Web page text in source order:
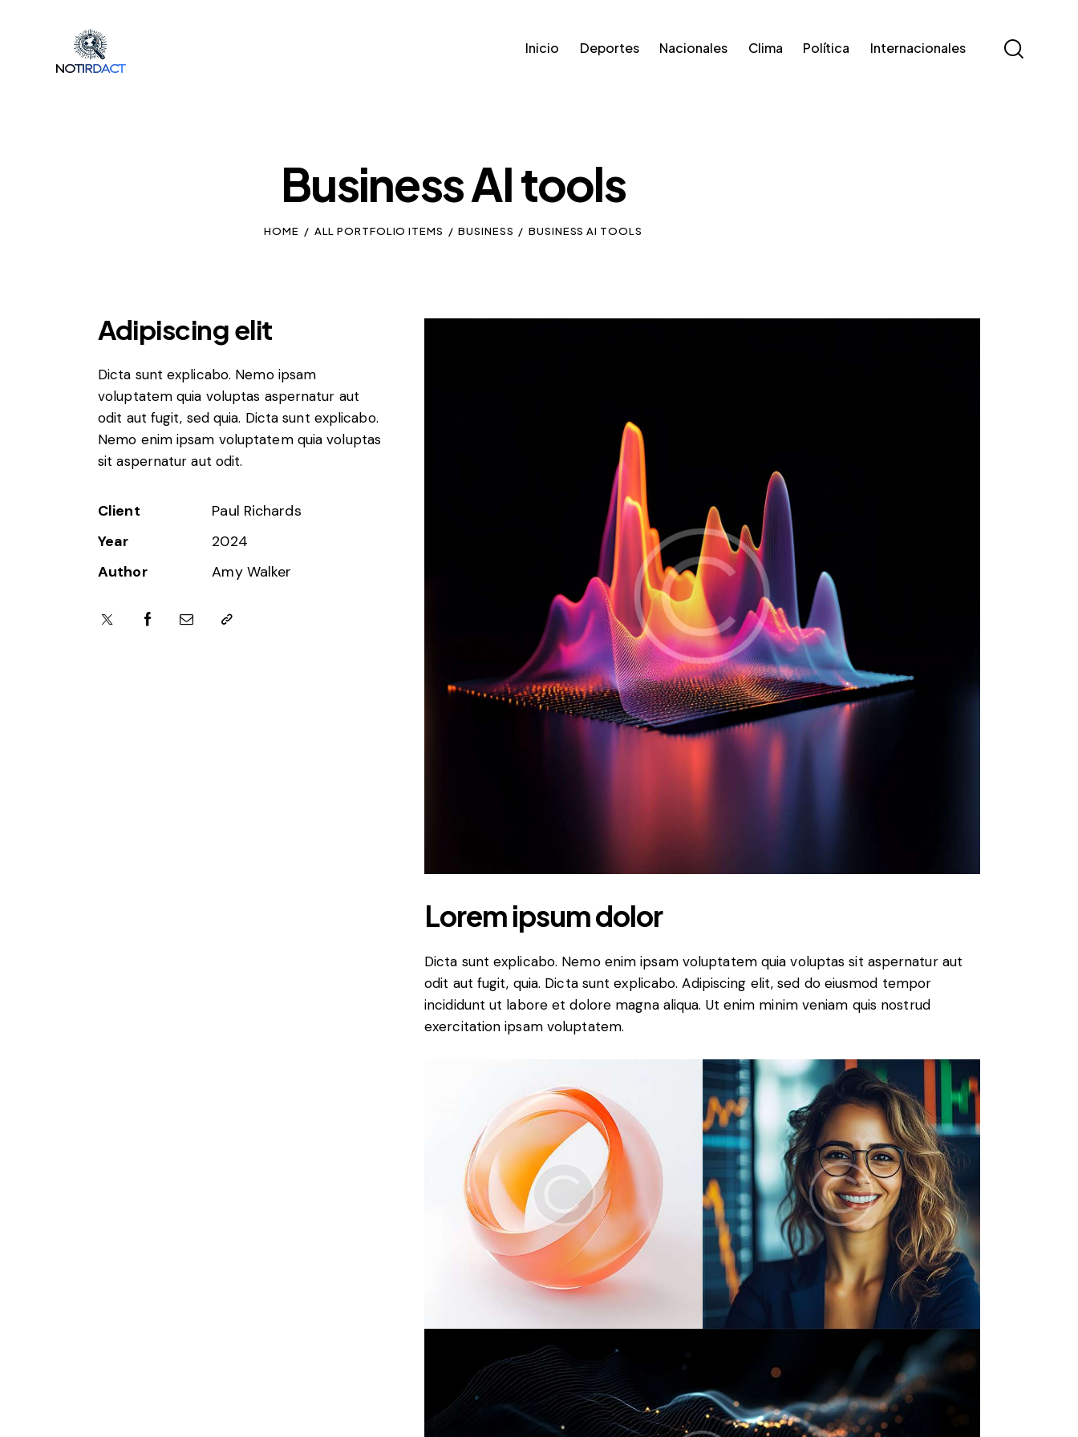
Inicio Deportes Nacionales Clima Política Internacionales
Business AI tools
HOME ALL PORTFOLIO ITEMS BUSINESS BUSINESS AI TOOLS
Adipiscing elit
Dicta sunt explicabo. Nemo ipsam
voluptatem quia voluptas aspernatur aut
odit aut fugit, sed quia. Dicta sunt explicabo.
Nemo enim ipsam voluptatem quia voluptas
sit aspernatur aut odit.
Client
Paul Richards
Year
2024
Author
Amy Walker
Lorem ipsum dolor
Dicta sunt explicabo. Nemo enim ipsam voluptatem quia voluptas sit aspernatur aut
odit aut fugit, quia. Dicta sunt explicabo. Adipiscing elit, sed do eiusmod tempor
incididunt ut labore et dolore magna aliqua. Ut enim minim veniam quis nostrud
exercitation ipsam voluptatem.